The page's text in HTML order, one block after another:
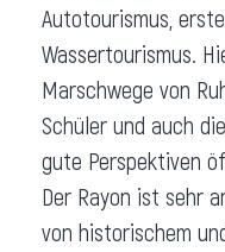
Autotourismus,
Wassertourismus.
Marschwege von
Schüler und auch
gute Perspektiven
Der Rayon ist sehr
von historischem